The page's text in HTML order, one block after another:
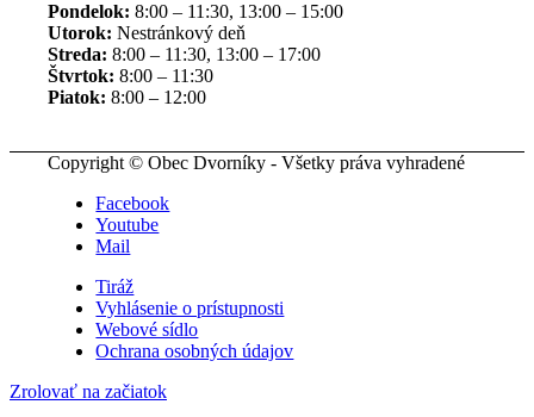
Pondelok: 8:00 – 11:30, 13:00 – 15:00
Utorok: Nestránkový deň
Streda: 8:00 – 11:30, 13:00 – 17:00
Štvrtok: 8:00 – 11:30
Piatok: 8:00 – 12:00
Copyright © Obec Dvorníky - Všetky práva vyhradené
Facebook
Youtube
Mail
Tiráž
Vyhlásenie o prístupnosti
Webové sídlo
Ochrana osobných údajov
Zrolovať na začiatok